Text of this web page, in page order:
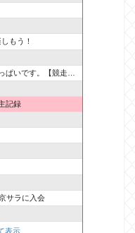
もう！
です。【競走馬出資】
記録
サラに入会
表示